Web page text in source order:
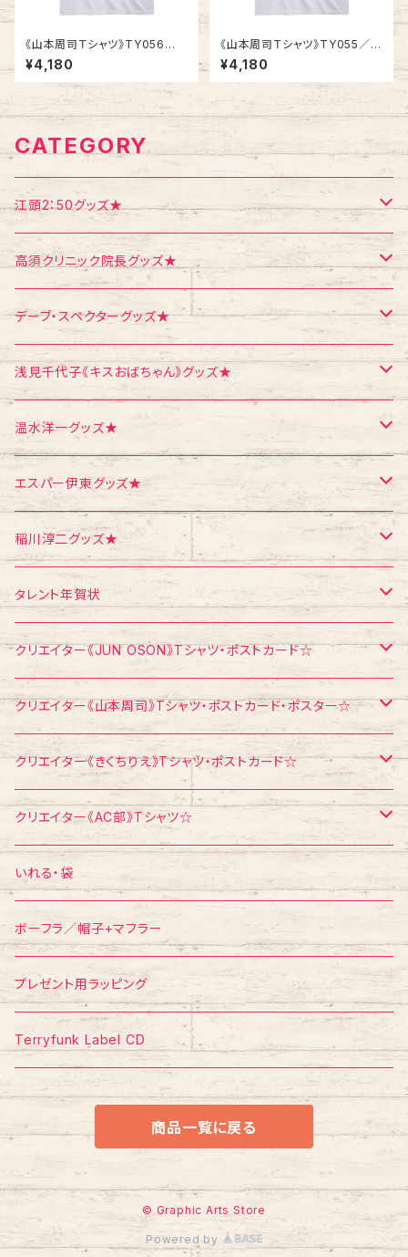
《山本周司Ｔシャツ》TY056
／ RED WORKER
¥4,180
《山本周司Ｔシャツ》TY055／
BLOOKLYN
¥4,180
CATEGORY
江頭2：50グッズ★
Tシャツ
エコバッグ
ポストカード
ポスター
クリスマス
お面
飛び出すカード
メモ帳
高須クリニック院長グッズ★
Tシャツ
ポストカード
シール
メモ帳
CD
デーブ・スペクターグッズ★
ポストカード
浅見千代子《キスおばちゃん》グッズ★
Tシャツ
ポストカード
温水洋一グッズ★
ポスター
ポストカード
エスパー伊東グッズ★
Tシャツ
ポストカード
メモ帳
稲川淳二グッズ★
Tシャツ
ポストカード
タレント年賀状
江頭2：50
稲川淳二
浅見千代子
エスパー伊東
クリエイター《JUN OSON》Tシャツ・ポストカード☆
Tシャツ
ポストカード
クリエイター《山本周司》Tシャツ・ポストカード・ポスター☆
Tシャツ
ポストカード
ポスター
クリエイター《きくちりえ》Tシャツ・ポストカード☆
Tシャツ
ポストカード
クリエイター《AC部》Tシャツ☆
Tシャツ
いれる・袋
ボーフラ／帽子+マフラー
プレゼント用ラッピング
Terryfunk Label CD
商品一覧に戻る
© Graphic Arts Store
Powered by